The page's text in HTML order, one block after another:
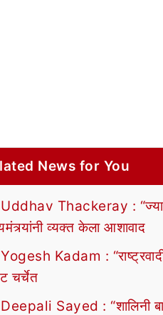
News for You
Uddhav Thackeray : “ज्या
व्यक्त केला आशावाद
Yogesh Kadam :
चर्चेत
Deepali Sayed : “शालिनी